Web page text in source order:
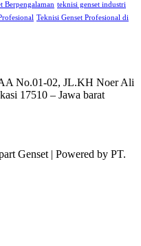
Berpengalaman teknisi genset industri
Teknisi Genset Profesional di
No.01-02, JL.KH Noer Ali
17510 – Jawa barat
Genset | Powered by PT.